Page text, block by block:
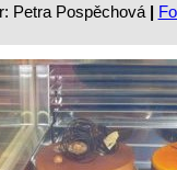
Petra Pospěchová |